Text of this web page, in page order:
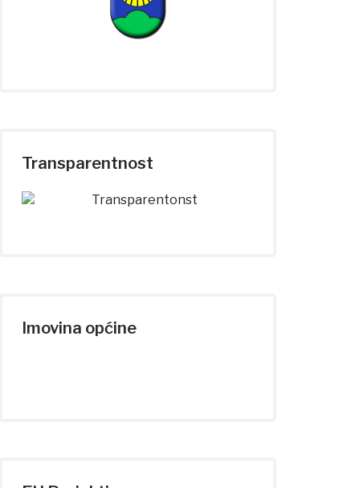
Transparentnost
Imovina općine